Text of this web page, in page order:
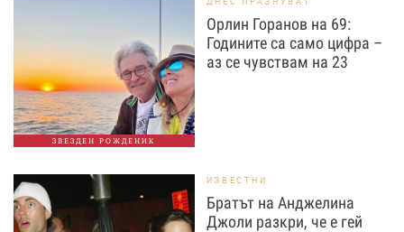
ЗВЕЗДЕН РОЖДЕНИК
Орлин Горанов на 69:
Годините са само цифра –
аз се чувствам на 23
ИЗВЕСТНИ
Братът на Анджелина
Джоли разкри, че е гей